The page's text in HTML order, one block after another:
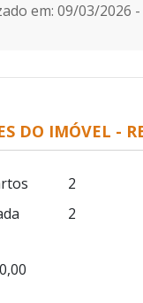
em: 09/03/2026 -
DO IMÓVEL -
2
2